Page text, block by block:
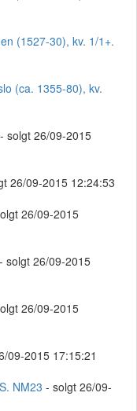
(1527-30), kv. 1/1+.
(ca. 1355-80), kv.
- solgt 26/09-2015
26/09-2015 12:24:53
26/09-2015
- solgt 26/09-2015
26/09-2015
09-2015 17:15:21
NM23 - solgt 26/09-